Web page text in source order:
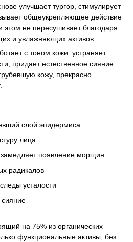
улучшает тургор, стимулирует
общеукрепляющее действие
этом не пересушивает благодаря
и увлажняющих активов.
с тоном кожи: устраняет
придает естественное сияние.
кожу, прекрасно
слой эпидермиса
лица
замедляет появление морщин
радикалов
усталости
сияние
на 75% из органических
функциональные активы, без